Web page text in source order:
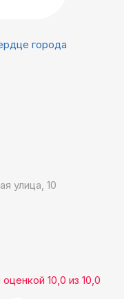
города
улица, 10
10,0 из 10,0